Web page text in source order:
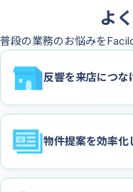
よ
普段の業務のお悩みを
反響を来店につな
物件提案を効率化